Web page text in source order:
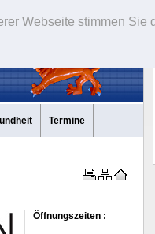
Webseite stimmen Sie
Termine
Öffnungszeiten :